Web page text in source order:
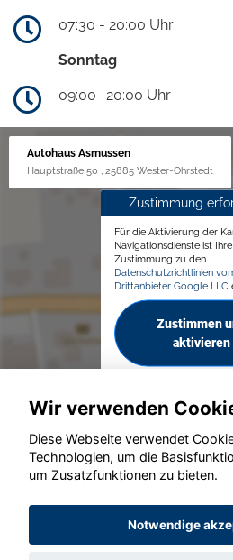
07:30 - 20:00 Uhr
Sonntag
09:00 -20:00 Uhr
Autohaus Asmussen
Hauptstraße 50 , 25885 Wester-Ohrstedt
Zustimmung
Für die Aktivierung der
Navigationsdienste ist Ihre
Zustimmung zu den
Datenschutzrichtlinien
Drittanbieter Google LLC
Zustimmen
aktivieren
© konjunkturmotor.de
Wir verwenden
Diese Webseite verwendet
Technologien, um die
um Zusatzfunktionen zu bieten.
Notwendige